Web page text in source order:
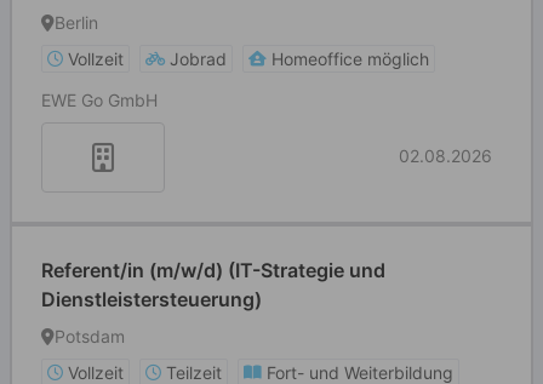
Berlin
Vollzeit
Jobrad
Homeoffice möglich
EWE Go GmbH
02.08.2026
Referent/in (m/w/d) (IT-Strategie und
Dienstleistersteuerung)
Potsdam
Vollzeit
Teilzeit
Fort- und Weiterbildung